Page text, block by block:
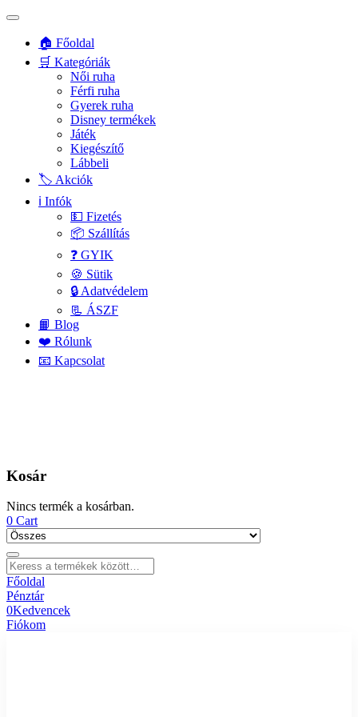
🏠 Főoldal
🛒 Kategóriák
Női ruha
Férfi ruha
Gyerek ruha
Disney termékek
Játék
Kiegészítő
Lábbeli
🏷️ Akciók
ℹ️ Infók
💵 Fizetés
📦 Szállítás
❓ GYIK
🍪 Sütik
🔒 Adatvédelem
📃 ÁSZF
📙 Blog
❤️ Rólunk
📧 Kapcsolat
Kosár
Nincs termék a kosárban.
0 Cart
Főoldal
Pénztár
0Kedvencek
Fiókom